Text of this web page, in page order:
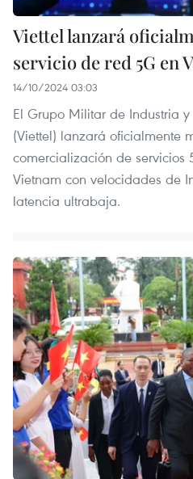
Viettel lanzará
servicio de red 5G en
14/10/2024 03:03
El Grupo Militar de Industria
(Viettel) lanzará oficialmente
comercialización de
Vietnam con velocidades de
latencia ultrabaja.